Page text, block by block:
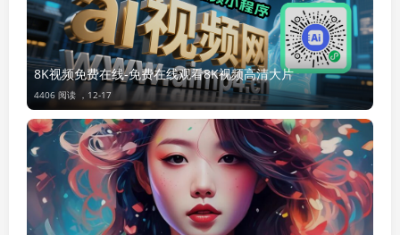
8K视频免费在线-免费在线观看8K视频高清大片
4406 阅读 ， 12-17